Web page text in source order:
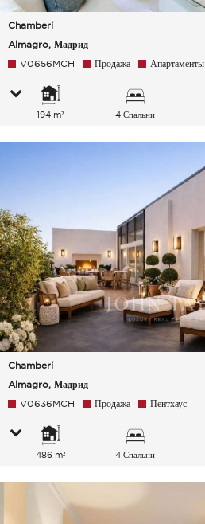
Chamberí
Almagro, Мадрид
V0656MCH Продажа Апартаменты
194 m² 4 Спальни
Chamberí
Almagro, Мадрид
V0636MCH Продажа Пентхаус
486 m² 4 Спальни